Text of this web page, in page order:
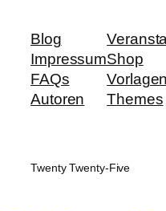
Blog
Impressum
FAQs
Autoren
Shop
Vorlagen
Themes
Twenty Twenty-Five